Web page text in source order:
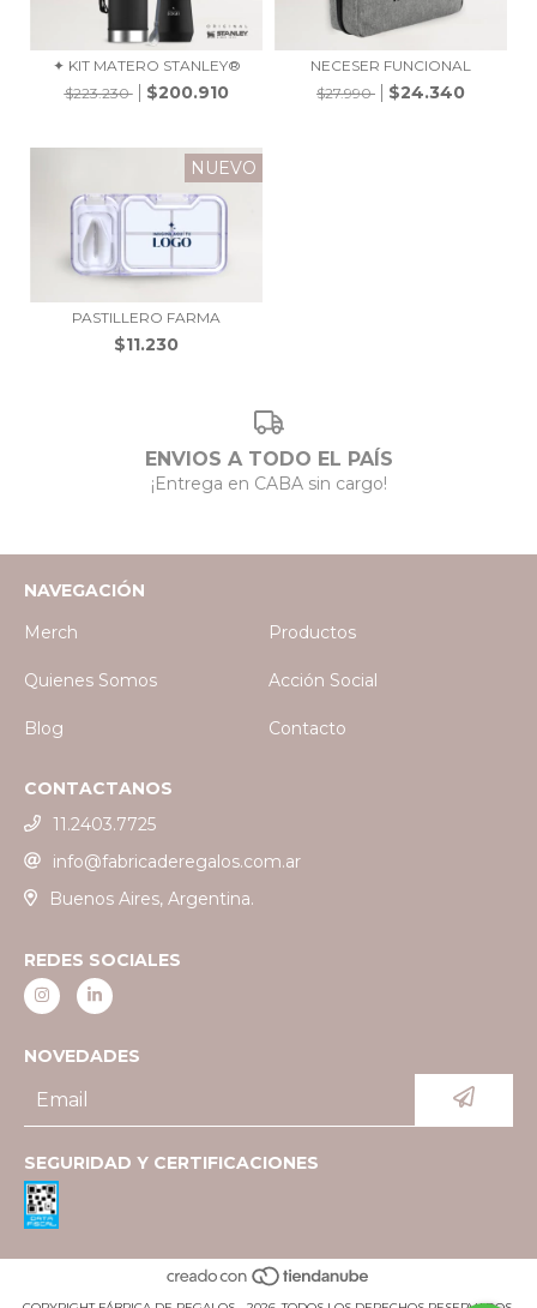
✦ KIT MATERO STANLEY®
$223.230
$200.910
NECESER FUNCIONAL
$27.990
$24.340
NUEVO
PASTILLERO FARMA
$11.230
ENVIOS A TODO EL PAÍS
¡Entrega en CABA sin cargo!
NAVEGACIÓN
Merch
Productos
Quienes Somos Acción Social
Blog Contacto
CONTACTANOS
11.2403.7725
info@fabricaderegalos.com.ar
Buenos Aires, Argentina.
REDES SOCIALES
NOVEDADES
SEGURIDAD Y CERTIFICACIONES